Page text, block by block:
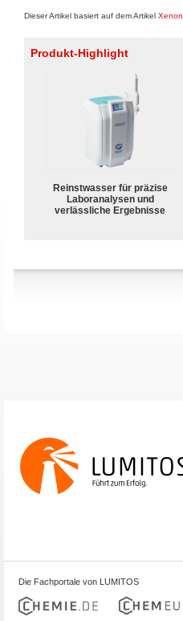
Dieser Artikel basiert auf dem Artikel Xenon
Produkt-Highlight
Reinstwasser für präzise
Laboranalysen und
verlässliche Ergebnisse
Die Fachportale von LUMITOS